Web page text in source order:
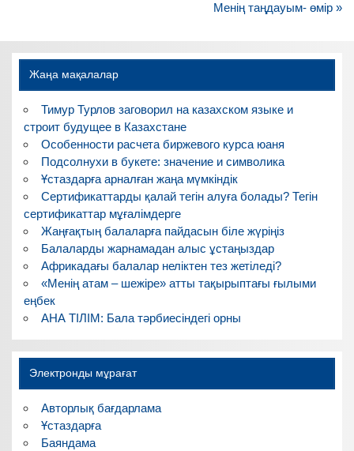
Менің таңдауым- өмір »
Жаңа мақалалар
Тимур Турлов заговорил на казахском языке и
строит будущее в Казахстане
Особенности расчета биржевого курса юаня
Подсолнухи в букете: значение и символика
Ұстаздарға арналған жаңа мүмкіндік
Сертификаттарды қалай тегін алуға болады? Тегін
сертификаттар мұғалімдерге
Жаңғақтың балаларға пайдасын біле жүріңіз
Балаларды жарнамадан алыс ұстаңыздар
Африкадағы балалар неліктен тез жетіледі?
«Менің атам – шежіре» атты тақырыптағы ғылыми
еңбек
АНА ТІЛІМ: Бала тәрбиесіндегі орны
Электронды мұрағат
Авторлық бағдарлама
Ұстаздарға
Баяндама